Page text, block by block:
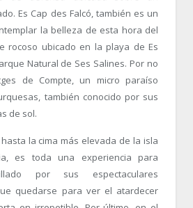
Es Cap des Falcó, también es un
la belleza de esta hora del
rocoso ubicado en la playa de Es
Natural de Ses Salines. Por no
de Compte, un micro paraíso
también conocido por sus
de sol.
la cima más elevada de la isla
es toda una experiencia para
por sus espectaculares
quedarse para ver el atardecer